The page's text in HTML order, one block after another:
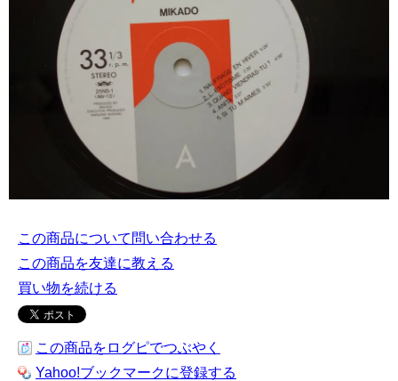
この商品について問い合わせる
この商品を友達に教える
買い物を続ける
この商品をログピでつぶやく
Yahoo!ブックマークに登録する